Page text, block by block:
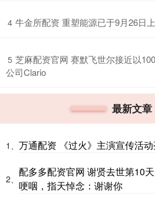
4 牛金所配资 重塑能源已于9月26日
5 芝麻配资官网 赛默飞世尔接近以
公司Clario
最新文章
1、 万通配资 《过火》主演宣传活
2、
配多多配资官网 谢贤去世第10
哽咽，指天悼念：谢谢你